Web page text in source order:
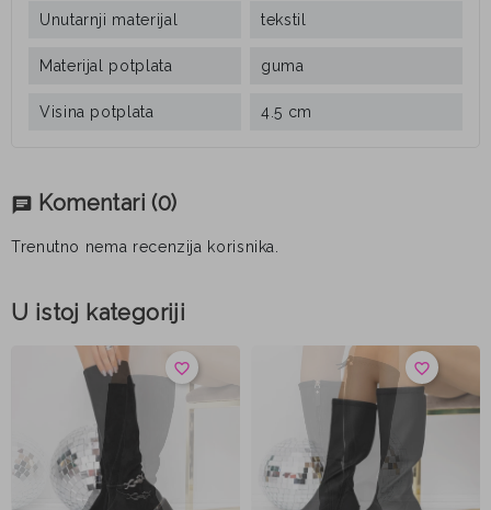
Unutarnji materijal tekstil
Materijal potplata guma
Visina potplata 4.5 cm
chat Komentari (0)
Trenutno nema recenzija korisnika.
U istoj kategoriji
favorite_border favorite_border